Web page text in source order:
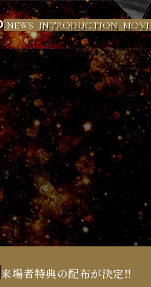
NEWS INTRODUCTION
来場者特典の配布が決定‼